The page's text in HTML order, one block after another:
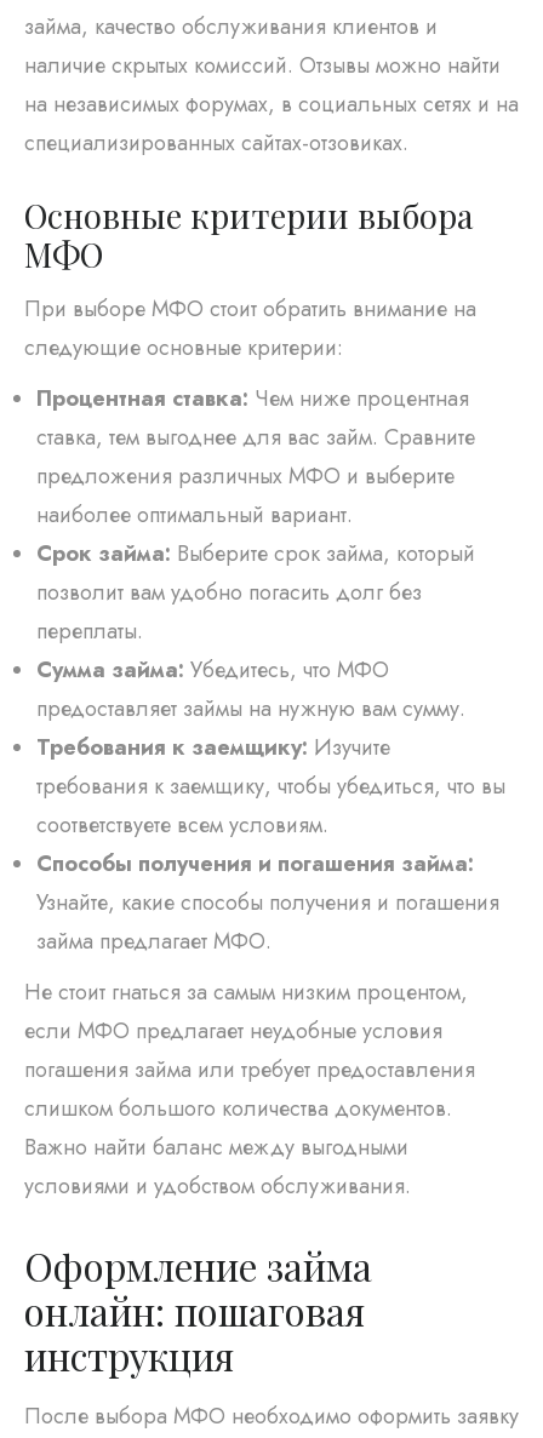
займа, качество обслуживания клиентов и
наличие скрытых комиссий. Отзывы можно найти
на независимых форумах, в социальных сетях и на
специализированных сайтах-отзовиках.
Основные критерии выбора
МФО
При выборе МФО стоит обратить внимание на
следующие основные критерии:
Процентная ставка: Чем ниже процентная
ставка, тем выгоднее для вас займ. Сравните
предложения различных МФО и выберите
наиболее оптимальный вариант.
Срок займа: Выберите срок займа, который
позволит вам удобно погасить долг без
переплаты.
Сумма займа: Убедитесь, что МФО
предоставляет займы на нужную вам сумму.
Требования к заемщику: Изучите
требования к заемщику, чтобы убедиться, что вы
соответствуете всем условиям.
Способы получения и погашения займа:
Узнайте, какие способы получения и погашения
займа предлагает МФО.
Не стоит гнаться за самым низким процентом,
если МФО предлагает неудобные условия
погашения займа или требует предоставления
слишком большого количества документов.
Важно найти баланс между выгодными
условиями и удобством обслуживания.
Оформление займа
онлайн: пошаговая
инструкция
После выбора МФО необходимо оформить заявку